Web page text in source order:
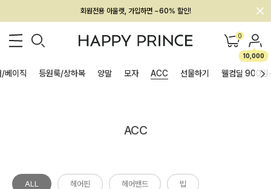
회원전용 아울렛, 가입하면 ~60% 할인!
멤버십 최대 28,000원 혜택 0
10,000
/베이직 등원룩/상하복 양말 모자 ACC 선물하기 웰컴딜 900원
ACC
ALL 헤어핀 헤어밴드 빕